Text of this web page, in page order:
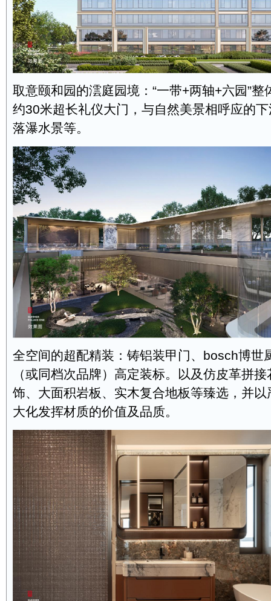
取意颐和园的澐庭园境：“一带+两轴+六园”整
约30米超长礼仪大门，与自然美景相呼应的
落瀑水景等。
全空间的超配精装：铸铝装甲门、bosch博世
（或同档次品牌）高定装标。以及仿皮革拼
饰、大面积岩板、实木复合地板等臻选，并
大化发挥材质的价值及品质。